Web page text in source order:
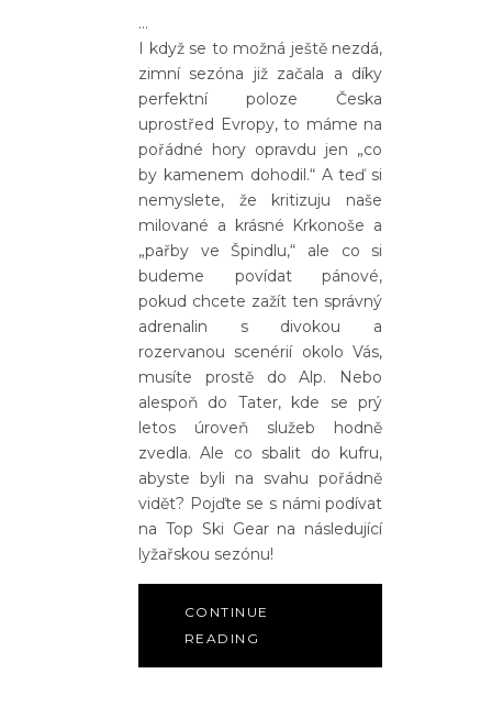
I když se to možná ještě nezdá,
zimní sezóna již začala a díky
perfektní poloze Česka
uprostřed Evropy, to máme na
pořádné hory opravdu jen „co
by kamenem dohodil.“ A teď si
nemyslete, že kritizuju naše
milované a krásné Krkonoše a
„pařby ve Špindlu,“ ale co si
budeme povídat pánové,
pokud chcete zažít ten správný
adrenalin s divokou a
rozervanou scenérií okolo Vás,
musíte prostě do Alp. Nebo
alespoň do Tater, kde se prý
letos úroveň služeb hodně
zvedla. Ale co sbalit do kufru,
abyste byli na svahu pořádně
vidět? Pojďte se s námi podívat
na Top Ski Gear na následující
lyžařskou sezónu!
CONTINUE
READING